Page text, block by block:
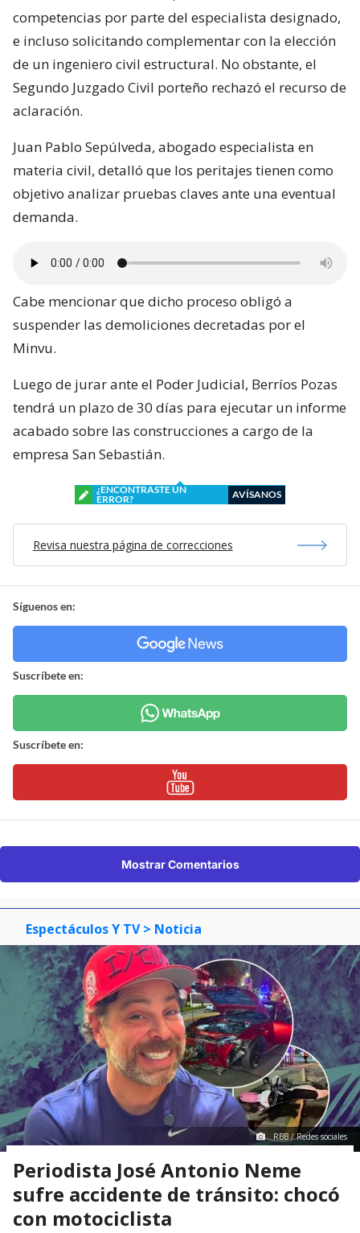
competencias por parte del especialista designado,
e incluso solicitando complementar con la elección
de un ingeniero civil estructural. No obstante, el
Segundo Juzgado Civil porteño rechazó el recurso de
aclaración.
Juan Pablo Sepúlveda, abogado especialista en
materia civil, detalló que los peritajes tienen como
objetivo analizar pruebas claves ante una eventual
demanda.
Cabe mencionar que dicho proceso obligó a
suspender las demoliciones decretadas por el
Minvu.
Luego de jurar ante el Poder Judicial, Berríos Pozas
tendrá un plazo de 30 días para ejecutar un informe
acabado sobre las construcciones a cargo de la
empresa San Sebastián.
¿ENCONTRASTE UN
ERROR?
AVÍSANOS
Revisa nuestra página de correcciones
Síguenos en:
Suscríbete en:
Suscríbete en:
Mostrar Comentarios
Espectáculos Y TV > Noticia
RBB / Redes sociales
Periodista José Antonio Neme
sufre accidente de tránsito: chocó
con motociclista